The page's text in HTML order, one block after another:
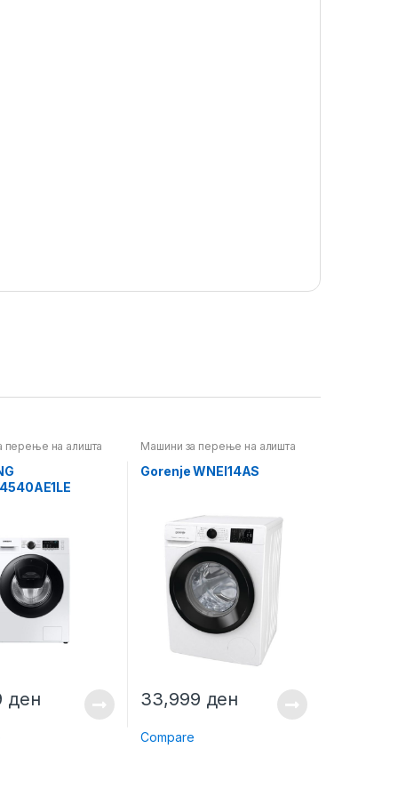
перење на алишта
ден
Машини за перење на алишта
Gorenje WNEI14AS
33,999 ден
Compare